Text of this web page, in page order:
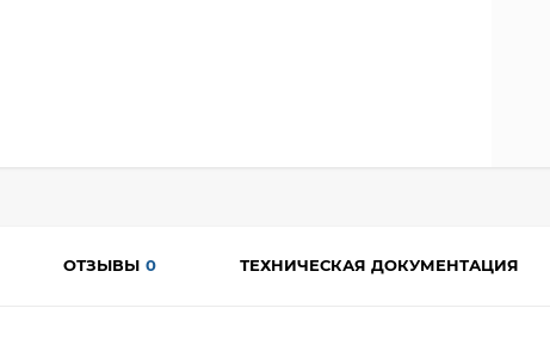
ОТЗЫВЫ 0 ТЕХНИЧЕСКАЯ ДОКУМЕНТАЦИЯ